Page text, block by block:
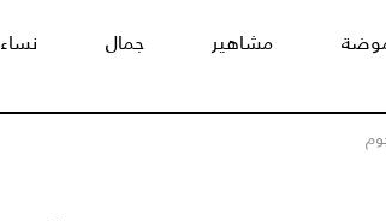
مشاهير جمال